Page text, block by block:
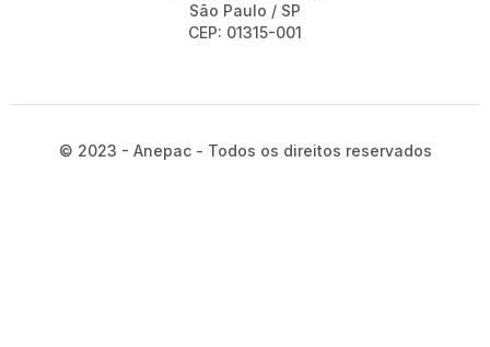
São Paulo / SP
CEP: 01315-001
© 2023 - Anepac - Todos os direitos reservados